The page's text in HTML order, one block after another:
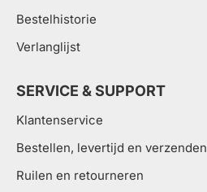
Bestelhistorie
Verlanglijst
SERVICE & SUPPORT
Klantenservice
Bestellen, levertijd en verzenden
Ruilen en retourneren